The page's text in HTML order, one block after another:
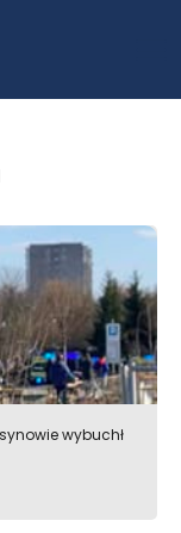
wybuchł